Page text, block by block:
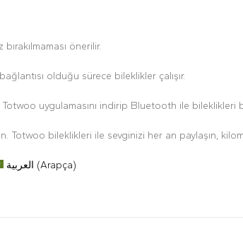
önerilir.
olduğu sürece bileklikler çalışır.
Totwoo uygulamasını indirip Bluetooth ile
Totwoo bileklikleri ile sevginizi her an paylaşın,
العربية (Arapça)